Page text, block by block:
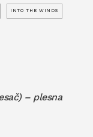
INTO THE WINDS
– plesna